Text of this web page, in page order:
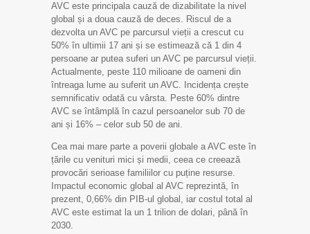
AVC este principala cauză de dizabilitate la nivel
global și a doua cauză de deces. Riscul de a
dezvolta un AVC pe parcursul vieții a crescut cu
50% în ultimii 17 ani și se estimează că 1 din 4
persoane ar putea suferi un AVC pe parcursul vieții.
Actualmente, peste 110 milioane de oameni din
întreaga lume au suferit un AVC. Incidența crește
semnificativ odată cu vârsta. Peste 60% dintre
AVC se întâmplă în cazul persoanelor sub 70 de
ani și 16% – celor sub 50 de ani.
Cea mai mare parte a poverii globale a AVC este în
țările cu venituri mici și medii, ceea ce creează
provocări serioase familiilor cu puține resurse.
Impactul economic global al AVC reprezintă, în
prezent, 0,66% din PIB-ul global, iar costul total al
AVC este estimat la un 1 trilion de dolari, până în
2030.